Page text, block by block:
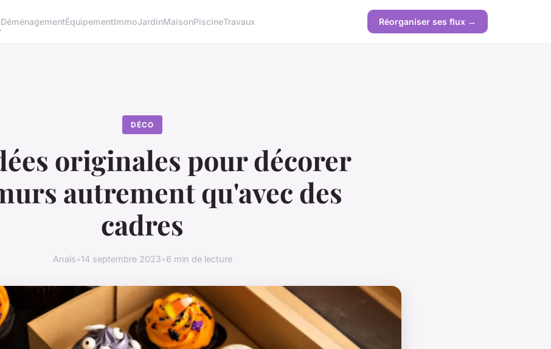
DéménagementÉquipementImmoJardinMaisonPiscineTravaux Réorganiser ses flux →
DÉCO
originales pour décorer
autrement qu'avec des
cadres
Anaïs•14 septembre 2023•6 min de lecture